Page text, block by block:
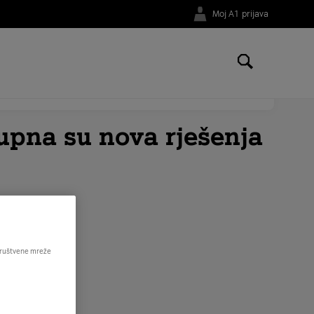
Moj A1 prijava
su nova rješenja
mreže